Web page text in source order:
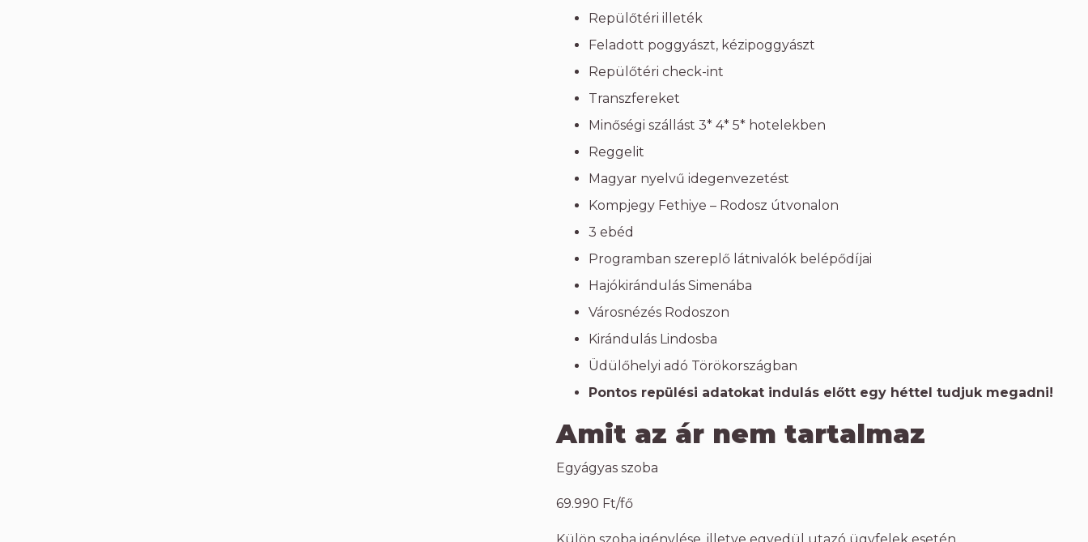
Repülőtéri illeték
Feladott poggyászt, kézipoggyászt
Repülőtéri check-int
Transzfereket
Minőségi szállást 3* 4* 5* hotelekben
Reggelit
Magyar nyelvű idegenvezetést
Kompjegy Fethiye – Rodosz útvonalon
3 ebéd
Programban szereplő látnivalók belépődíjai
Hajókirándulás Simenába
Városnézés Rodoszon
Kirándulás Lindosba
Üdülőhelyi adó Törökországban
Pontos repülési adatokat indulás előtt egy héttel tudjuk megadni!
Amit az ár nem tartalmaz
Egyágyas szoba
69.990 Ft/fő